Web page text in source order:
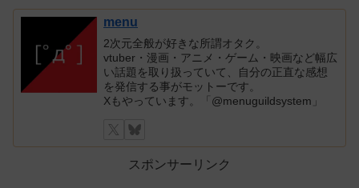
menu
2次元全般が好きな所謂オタク。
vtuber・漫画・アニメ・ゲーム・映画など幅広
い話題を取り扱っていて、自分の正直な感想
を発信する事がモットーです。
Xもやっています。「@menuguildsystem」
スポンサーリンク